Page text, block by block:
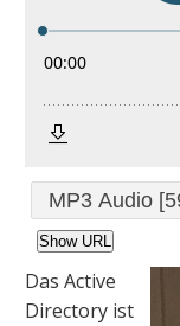
Show URL
Das Active
Directory ist